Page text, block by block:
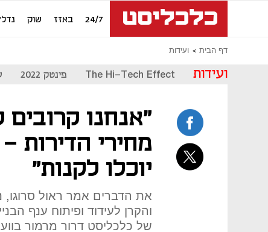
24/7 באזז שוק
דף הבית ועידות
ועידות The Hi-Tech Effect פינטק 2022
"אנחנו
מחירי הדירות
יוכלו לקנות"
את הדברים אמר ראול סרוגו,
והקרן לעידוד ופיתוח ענף
של כלכליסט דרור מרמור